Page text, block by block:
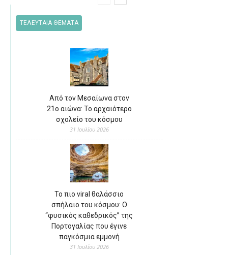
ΤΕΛΕΥΤΑΙΑ ΘΕΜΑΤΑ
Από τον Μεσαίωνα στον
21ο αιώνα: Το αρχαιότερο
σχολείο του κόσμου
31 Ιουλίου 2026
Το πιο viral θαλάσσιο
σπήλαιο του κόσμου: Ο
“φυσικός καθεδρικός” της
Πορτογαλίας που έγινε
παγκόσμια εμμονή
31 Ιουλίου 2026